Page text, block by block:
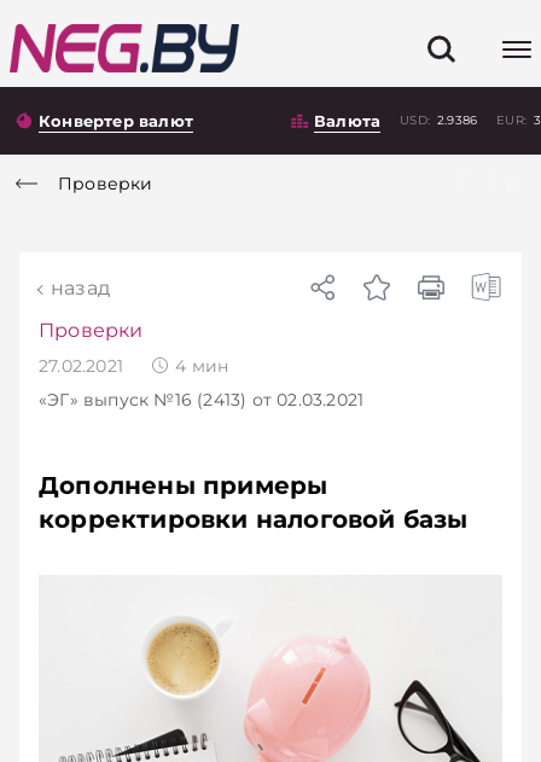
Конвертер валют Валюта USD: 2.9386 EUR:
Проверки
назад
Проверки
27.02.2021 4 мин
«ЭГ» выпуск №16 (2413) от 02.03.2021
Дополнены примеры
корректировки налоговой базы